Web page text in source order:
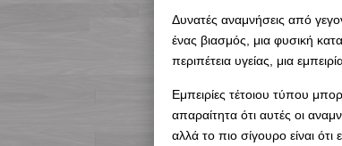
Δυνατές αναμνήσεις από
ένας βιασμός, μια φυσική
περιπέτεια υγείας, μια
Εμπειρίες τέτοιου τύπου
απαραίτητα ότι αυτές οι
αλλά το πιο σίγουρο είναι